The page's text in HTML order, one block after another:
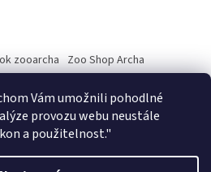
Vám umožnili pohodlné
provozu webu neustále
a použitelnost."
zooarcha Zoo Shop Archa
pro koně - GRANULE